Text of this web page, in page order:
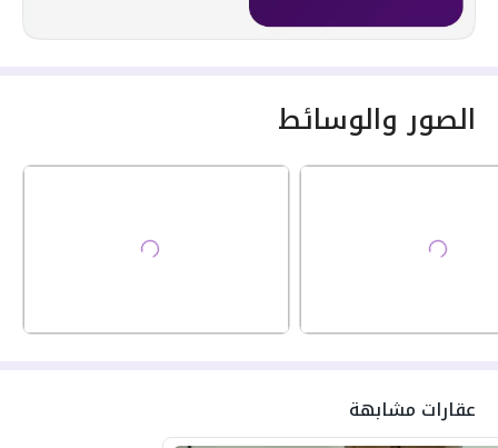
الصور والوسائط
عقارات مشابهة